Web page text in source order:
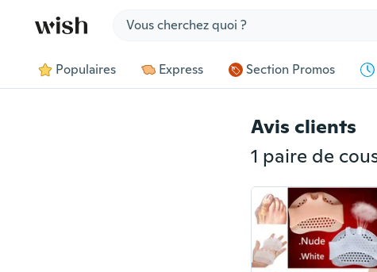
Populaires Express Section Promos
Avis clients